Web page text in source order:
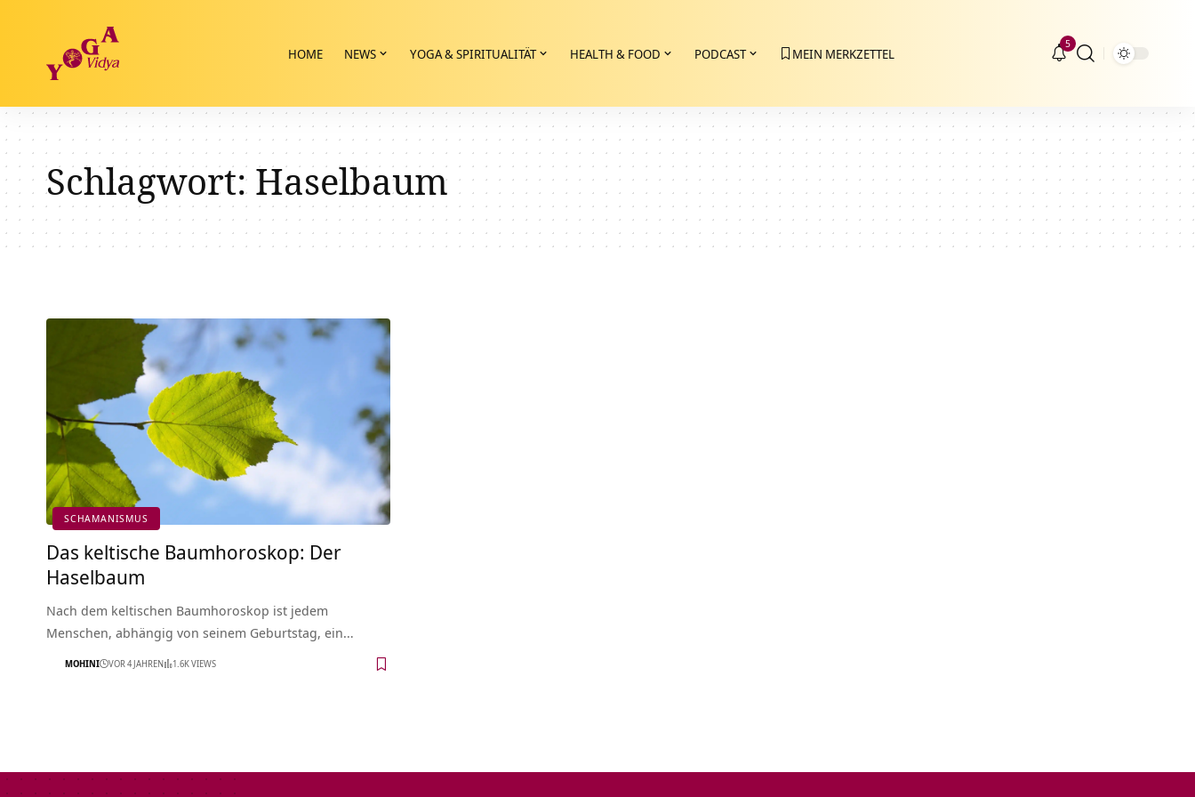
HOME NEWS YOGA & SPIRITUALITÄT HEALTH & FOOD PODCAST MEIN MERKZETTEL
5
Schlagwort:Haselbaum
SCHAMANISMUS
Das keltische Baumhoroskop: Der
Haselbaum
Nach dem keltischen Baumhoroskop ist jedem
Menschen, abhängig von seinem Geburtstag, ein…
MOHINI VOR 4 JAHREN 1.6K VIEWS